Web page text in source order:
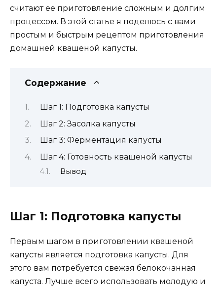
считают ее приготовление сложным и долгим
процессом. В этой статье я поделюсь с вами
простым и быстрым рецептом приготовления
домашней квашеной капусты.
Содержание
Шаг 1: Подготовка капусты
Шаг 2: Засолка капусты
Шаг 3: Ферментация капусты
Шаг 4: Готовность квашеной капусты
Вывод
Шаг 1: Подготовка капусты
Первым шагом в приготовлении квашеной
капусты является подготовка капусты. Для
этого вам потребуется свежая белокочанная
капуста. Лучше всего использовать молодую и